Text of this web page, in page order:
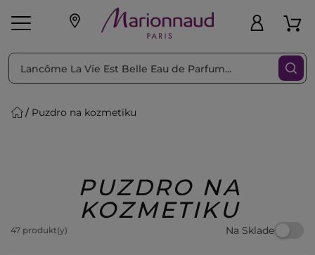
pleť Líčenie Vône
Beauty
Puzdro na kozmetiku
PUZDRO NA
KOZMETIKU
47 produkt(y) Na Sklade
Triediť podľa Filtrovať